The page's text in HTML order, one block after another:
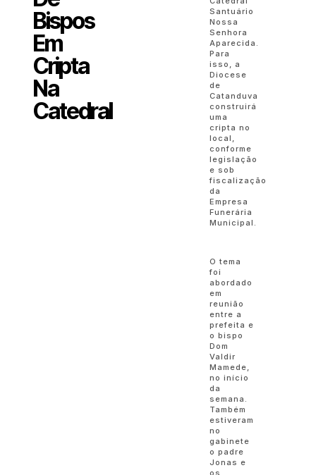
Bispos
Em
Cripta
Na
Catedral
Santuário
Nossa
Senhora
Aparecida.
Para
isso, a
Diocese
de
Catanduva
construirá
uma
cripta no
local,
conforme
legislação
e sob
fiscalização
da
Empresa
Funerária
Municipal.
O tema
foi
abordado
em
reunião
entre a
prefeita e
o bispo
Dom
Valdir
Mamede,
no início
da
semana.
Também
estiveram
no
gabinete
o padre
Jonas e